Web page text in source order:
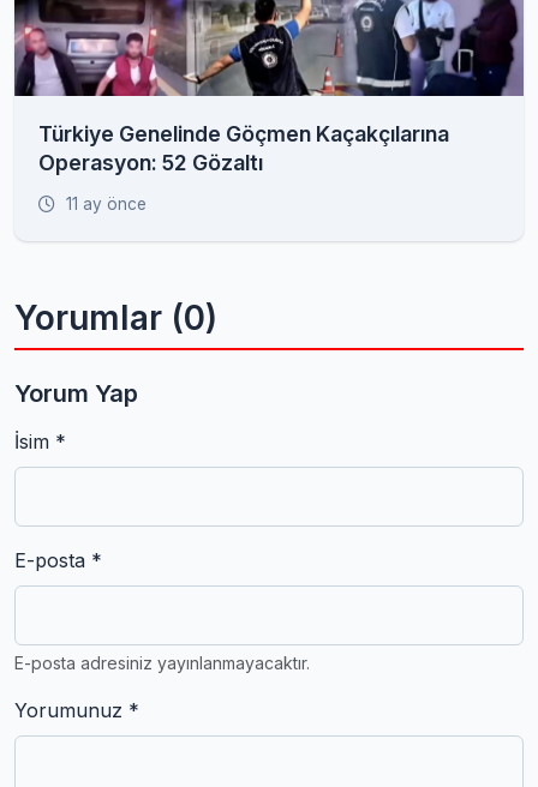
Türkiye Genelinde Göçmen Kaçakçılarına
Operasyon: 52 Gözaltı
11 ay önce
Yorumlar (0)
Yorum Yap
İsim *
E-posta *
E-posta adresiniz yayınlanmayacaktır.
Yorumunuz *